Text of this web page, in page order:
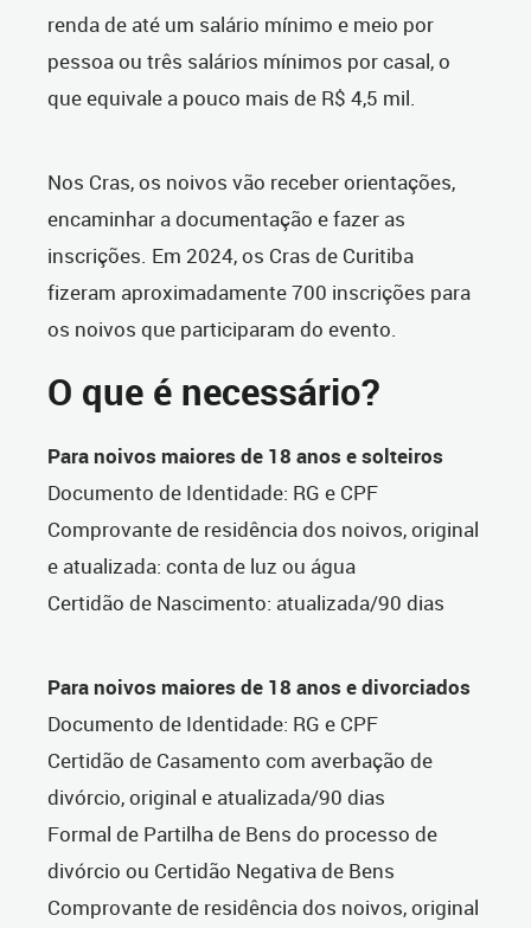
renda de até um salário mínimo e meio por
pessoa ou três salários mínimos por casal, o
que equivale a pouco mais de R$ 4,5 mil.
Nos Cras, os noivos vão receber orientações,
encaminhar a documentação e fazer as
inscrições. Em 2024, os Cras de Curitiba
fizeram aproximadamente 700 inscrições para
os noivos que participaram do evento.
O que é necessário?
Para noivos maiores de 18 anos e solteiros
Documento de Identidade: RG e CPF
Comprovante de residência dos noivos, original
e atualizada: conta de luz ou água
Certidão de Nascimento: atualizada/90 dias
Para noivos maiores de 18 anos e divorciados
Documento de Identidade: RG e CPF
Certidão de Casamento com averbação de
divórcio, original e atualizada/90 dias
Formal de Partilha de Bens do processo de
divórcio ou Certidão Negativa de Bens
Comprovante de residência dos noivos, original